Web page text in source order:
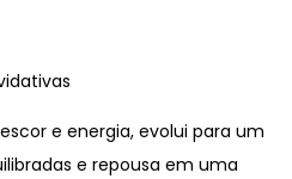
e energia, evolui para um
e repousa em uma